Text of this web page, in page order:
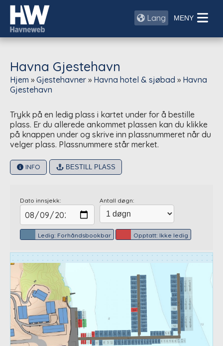
Lang
Havna Gjestehavn
Hjem » Gjestehavner » Havna hotel & sjøbad » Havna
Gjestehavn
Trykk på en ledig plass i kartet under for å bestille
plass. Er du allerede ankommet plassen kan du klikke
på knappen under og skrive inn plassnummeret når du
velger plass. Plassnummere står merket.
INFO BESTILL PLASS
Dato innsjekk: Antall døgn:
Ledig: Forhåndsbookbar Opptatt: Ikke ledig
32 34 36 40 42 44 46
81
83
87
89
91
93
95
97
99
101
103
105
107
109
74
76
78
80
82
84
86
88
90
92
94
96
98
JolleplaJolleplaJolleplaJolleplaJolleplaJollepla13 15 17 19 21 23 25 27 31 33 35 37 39 41 45 47 49 57 59 63 67 69
JolleplaJolleplaJolleplaJolleplaJollepla Jollepla 14 16 18 20 22 24 26 28 30
LongsideLongside Longside
LongsideLongsideLongside
LongsideLongside Longside
48
50
52
54
56
58
60
62
64
66
68
70
72
Pir 4LongsideLongside
LongsideLongside